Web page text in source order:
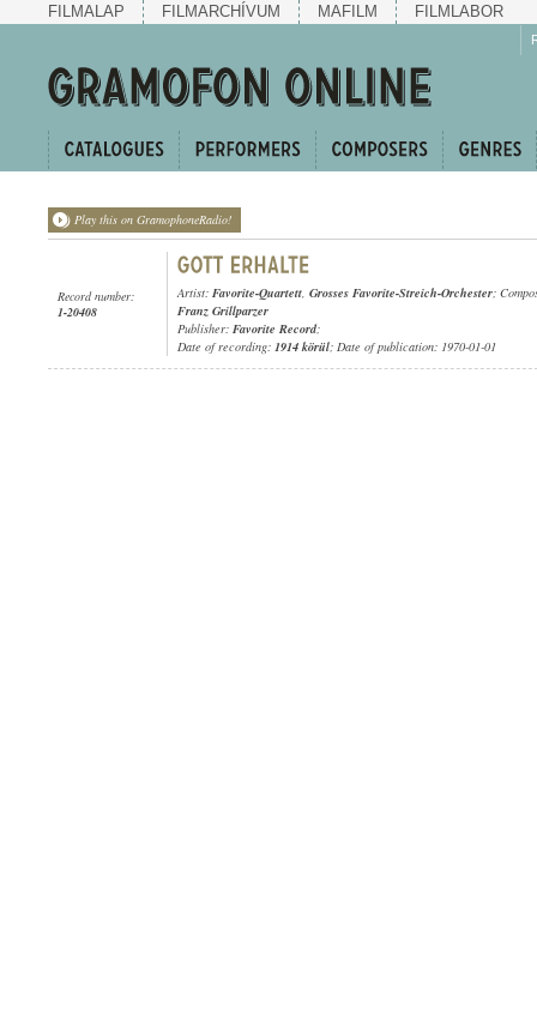
FILMALAP FILMARCHÍVUM MAFILM FILMLABOR
Play this on GramophoneRadio!
Record number:
1-20408
Artist: Favorite-Quartett, Grosses Favorite-Streich-Orchester;
Franz Grillparzer
Publisher: Favorite Record;
Date of recording: 1914 körül; Date of publication: 1970-01-01